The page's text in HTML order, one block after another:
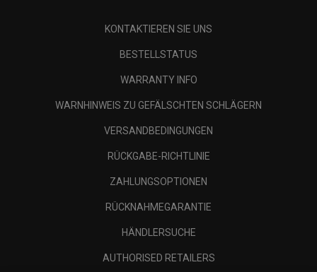
KONTAKTIEREN SIE UNS
BESTELLSTATUS
WARRANTY INFO
WARNHINWEIS ZU GEFÄLSCHTEN SCHLÄGERN
VERSANDBEDINGUNGEN
RÜCKGABE-RICHTLINIE
ZAHLUNGSOPTIONEN
RÜCKNAHMEGARANTIE
HÄNDLERSUCHE
AUTHORISED RETAILERS